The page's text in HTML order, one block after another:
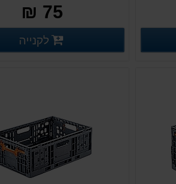
75 ₪
פרטים נוספים
לקנייה